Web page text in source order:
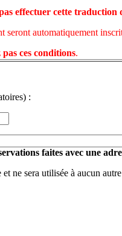
effectuer cette
seront automatiquement
ces conditions.
:
faites avec une
ne sera utilisée à aucun